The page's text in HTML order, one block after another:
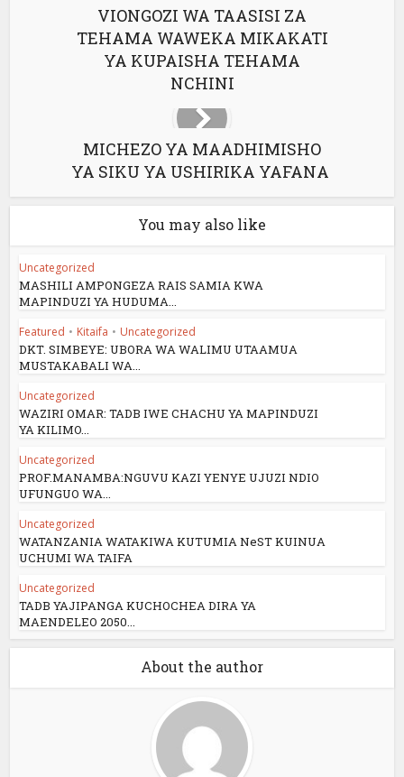
VIONGOZI WA TAASISI ZA
TEHAMA WAWEKA MIKAKATI
YA KUPAISHA TEHAMA
NCHINI
MICHEZO YA MAADHIMISHO
YA SIKU YA USHIRIKA YAFANA
You may also like
Uncategorized
MASHILI AMPONGEZA RAIS SAMIA KWA
MAPINDUZI YA HUDUMA...
Featured • Kitaifa • Uncategorized
DKT. SIMBEYE: UBORA WA WALIMU UTAAMUA
MUSTAKABALI WA...
Uncategorized
WAZIRI OMAR: TADB IWE CHACHU YA MAPINDUZI
YA KILIMO...
Uncategorized
PROF.MANAMBA:NGUVU KAZI YENYE UJUZI NDIO
UFUNGUO WA...
Uncategorized
WATANZANIA WATAKIWA KUTUMIA NeST KUINUA
UCHUMI WA TAIFA
Uncategorized
TADB YAJIPANGA KUCHOCHEA DIRA YA
MAENDELEO 2050...
About the author